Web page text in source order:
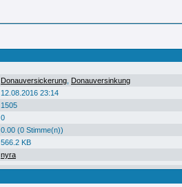
Donauversickerung Donauversinkung
12.08.2016 23:14
1505
0
0.00 (0 Stimme(n))
566.2 KB
nyra